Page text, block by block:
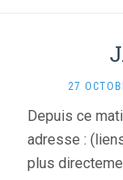
27
Depuis ce
adresse :
plus